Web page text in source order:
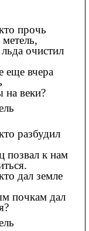
прочь
очистил
еще вчера
на веки?
разбудил
позвал к нам
дал земле
почкам дал